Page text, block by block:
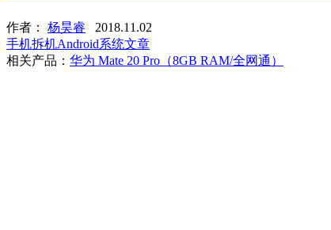
作者： 杨昊睿
2018.11.02
手机拆机Android系统文章
相关产品： 华为 Mate 20 Pro（8GB RAM/全网通）